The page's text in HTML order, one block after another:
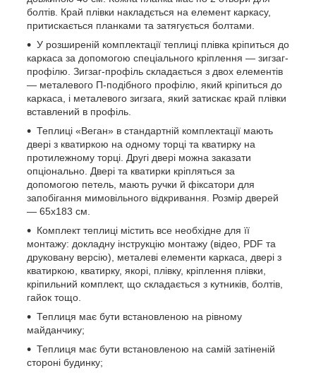
болтів. Край плівки накладється на елемент каркасу,
притискається планками та затягується болтами.
У розширеній комплектації теплиці плівка кріпиться до
каркаса за допомогою спеціального кріплення — зигзаг-
профілю. Зигзаг-профіль складається з двох елементів
— металевого П-подібного профілю, який кріпиться до
каркаса, і металевого зигзага, який затискає край плівки
вставлений в профіль.
Теплиці «Веган» в стандартній комплектації мають
двері з кватиркою на одному торці та кватирку на
протилежному торці. Другі двері можна заказати
опціонально. Двері та кватирки кріпляться за
допомогою петель, мають ручки й фіксатори для
запобігання мимовільного відкривання. Розмір дверей
— 65х183 см.
Комплект теплиці містить все необхідне для її
монтажу: докладну інструкцію монтажу (відео, PDF та
друковану версію), металеві елементи каркаса, двері з
кватиркою, кватирку, якорі, плівку, кріплення плівки,
кріпильний комплект, що складається з кутників, болтів,
гайок тощо.
Теплиця має бути встановленою на рівному
майданчику;
Теплиця має бути встановленою на самій затіненій
стороні будинку;